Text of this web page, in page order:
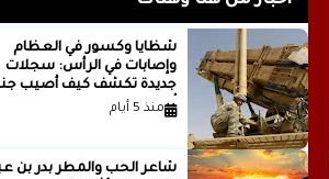
شظايا وكسور في العظام
وإصابات في الرأس: سجلات
جديدة تكشف كيف أصيب
أمريكيون في الحرب الإيرانية
منذ 5 أيام
شاعر الحب والمطر بدر